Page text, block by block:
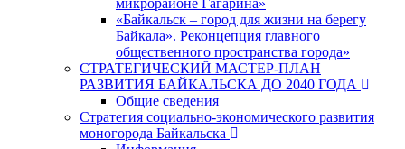
«Байкальск – город для жизни на берегу
Байкала». Реконцепция главного
общественного пространства города»
СТРАТЕГИЧЕСКИЙ МАСТЕР-ПЛАН
РАЗВИТИЯ БАЙКАЛЬСКА ДО 2040 ГОДА
Общие сведения
Стратегия социально-экономического развития
моногорода Байкальска